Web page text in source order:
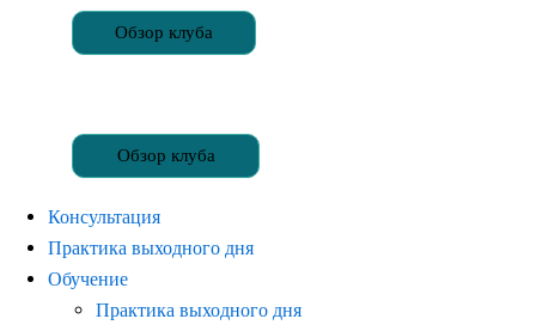
Обзор клуба
Обзор клуба
Консультация
Практика выходного дня
Обучение
Практика выходного дня